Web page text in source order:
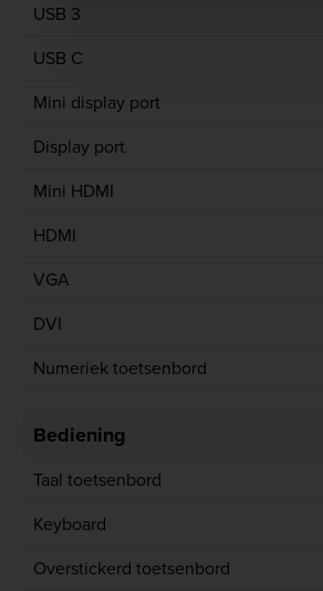
USB 3
USB C
Mini display port
Display port
Mini HDMI
HDMI
VGA
DVI
Numeriek toetsenbord
Bediening
Taal toetsenbord
Keyboard
Overstickerd toetsenbord